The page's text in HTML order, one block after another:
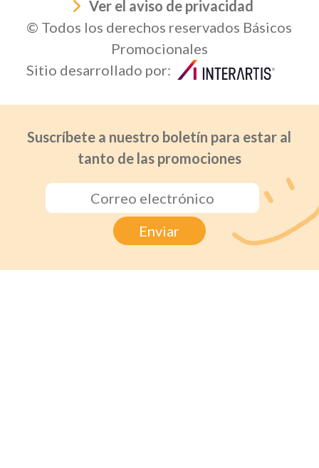
Ver el aviso de privacidad
© Todos los derechos reservados Básicos
Promocionales
Sitio desarrollado por:
Suscríbete a nuestro boletín para estar al
tanto de las promociones